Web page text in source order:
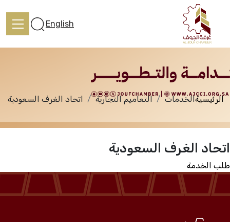
تعرف علينا
الخدمات
المركز الإعلامي
English
الخدمات
الرئيسيةالخدمات التعاميم التجارية اتحاد الغرف السعودية
اتحاد الغرف السعودية
طلب الخدمة